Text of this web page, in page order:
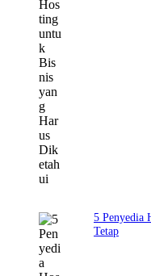
5 Penyedia
Tetap